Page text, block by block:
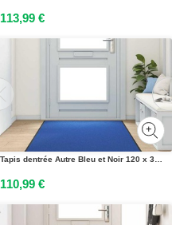
113,99 €
Tapis dentrée Autre Bleu et Noir 120 x 300 cm Polyamide et PVC
110,99 €